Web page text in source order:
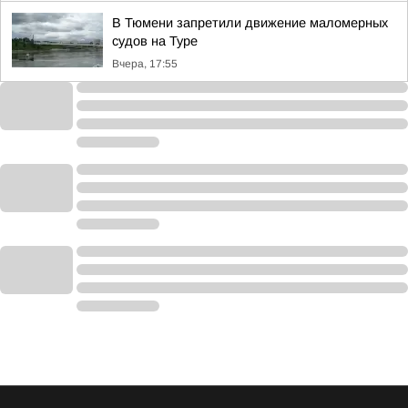
В Тюмени запретили движение маломерных
судов на Туре
Вчера, 17:55